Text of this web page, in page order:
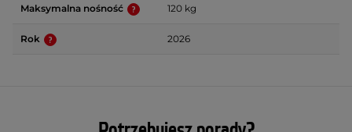
Maksymalna nośność 120 kg
Rok 2026